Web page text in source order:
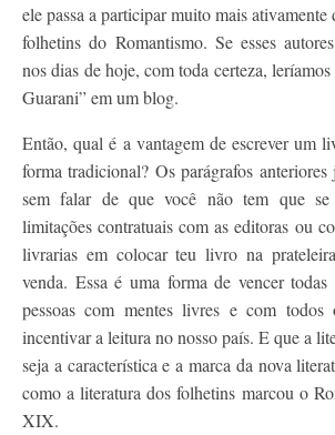
ele passa a participar muito mais ativamente
folhetins do Romantismo. Se esses
nos dias de hoje, com toda certeza,
Guarani” em um blog.
Então, qual é a vantagem de escrever um
forma tradicional? Os parágrafos anteriores
sem falar de que você não tem que se
limitações contratuais com as editoras ou
livrarias em colocar teu livro na
venda. Essa é uma forma de vencer
pessoas com mentes livres e com todos
incentivar a leitura no nosso país. E que a
seja a característica e a marca da nova
como a literatura dos folhetins marcou o
XIX.